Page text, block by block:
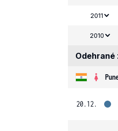
2011
2010
Odehrané
20.12.